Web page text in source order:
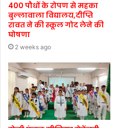
400 पौधों के रोपण से महका
बुल्लावाला विद्यालय,दीप्ति
रावत ने की स्कूल गोद लेने की
घोषणा
2 weeks ago